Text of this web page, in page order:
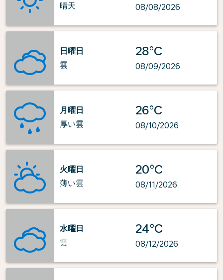
晴天
08/08/2026
日曜日
雲
28°C
08/09/2026
月曜日
厚い雲
26°C
08/10/2026
火曜日
薄い雲
20°C
08/11/2026
水曜日
雲
24°C
08/12/2026